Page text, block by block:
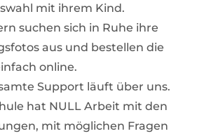
mit ihrem Kind.
suchen sich in Ruhe ihre
aus und bestellen die
online.
Support läuft über uns.
hat NULL Arbeit mit den
mit möglichen Fragen